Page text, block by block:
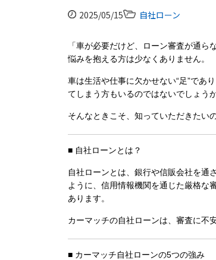
2025/05/15 自社ローン
「車が必要だけど、ローン審査が通
悩みを抱える方は少なくありません。
車は生活や仕事に欠かせない“足”であ
てしまう方もいるのではないでしょうか
そんなときこそ、知っていただきたい
■ 自社ローンとは？
自社ローンとは、銀行や信販会社を通さ
ように、信用情報機関を通じた厳格な
あります。
カーマッチの自社ローンは、審査に不
■ カーマッチ自社ローンの5つの強み